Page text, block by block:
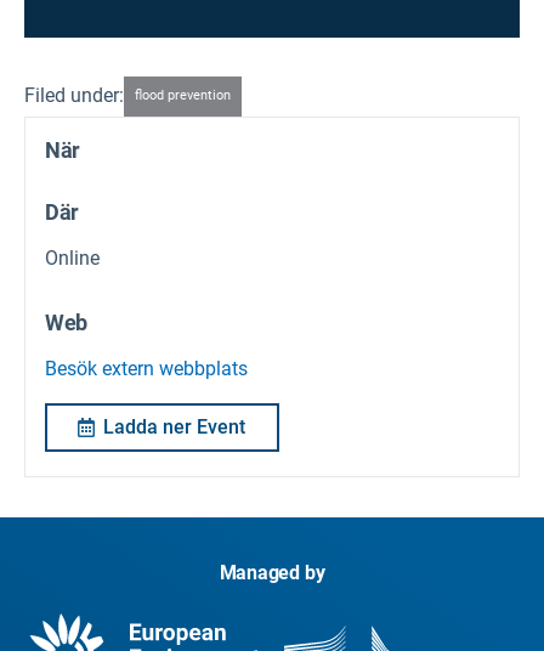
Filed under: flood prevention
När
Där
Online
Web
Besök extern webbplats
Ladda ner Event
Managed by